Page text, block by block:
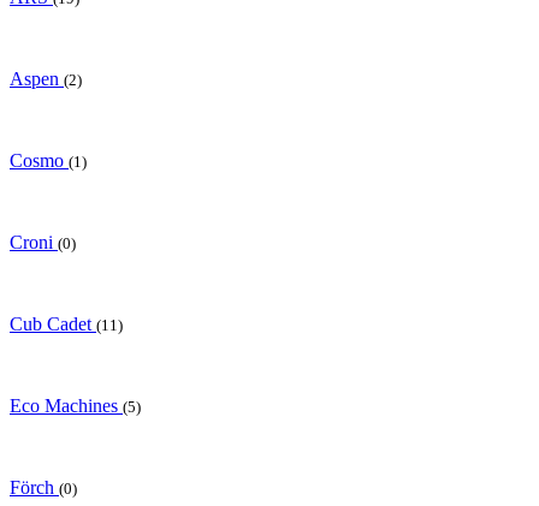
Aspen (2)
Cosmo (1)
Croni (0)
Cub Cadet (11)
Eco Machines (5)
Förch (0)